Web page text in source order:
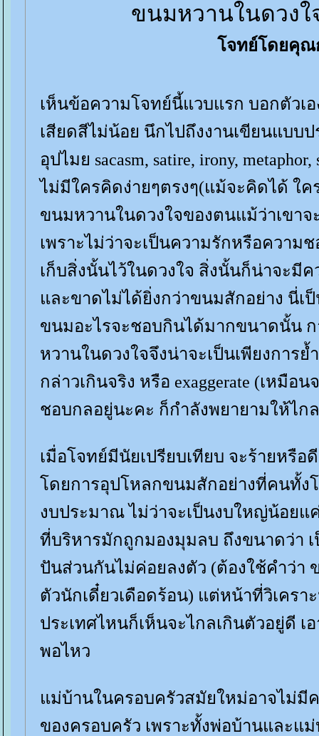
ขนมหวานในดวงใ
จทย์โดยคุณ
เห็นข้อความโจทย์นี้แวบแรก บอกตัวเ
เสียดสีไม่น้อย นึกไปถึงงานเขียนแบบ
อุปไมย sacasm, satire, irony,
ไม่มีใครคิดง่ายๆตรงๆ(แม้จะคิดได้ ใค
ขนมหวานในดวงใจของตนแม้ว่าเขา
เพราะไม่ว่าจะเป็นความรักหรือความ
เก็บสิ่งนั้นไว้ในดวงใจ สิ่งนั้นก็น่าจะมี
ละขาดไม่ได้ยิ่งกว่าขนมสักอย่าง นี่เ
ขนมอะไรจะชอบกินได้มากขนาดนั้น
หวานในดวงใจจึงน่าจะเป็นเพียงการ
กล่าวเกินจริง หรือ exaggerate (เหมือ
ชอบกลอยู่นะคะ ก็กำลังพยายามให้ไก
เมื่อโจทย์มีนัยเปรียบเทียบ จะร้ายหรื
ดยการอุปโหลกขนมสักอย่างที่คนทั้ง
งบประมาณ ไม่ว่าจะเป็นงบใหญ่น้อย
ที่บริหารมักถูกมองมุมลบ ถึงขนาดว่า
ปันส่วนกันไม่ค่อยลงตัว (ต้องใช้คำว่า
ตัวนักเดี๋ยวเดือดร้อน) แต่หน้าที่วิเคร
ประเทศไหนก็เห็นจะไกลเกินตัวอยู่ดี
พอไหว
ม่บ้านในครอบครัวสมัยใหม่อาจไม่มีค
ของครอบครัว เพราะทั้งพ่อบ้านและแ